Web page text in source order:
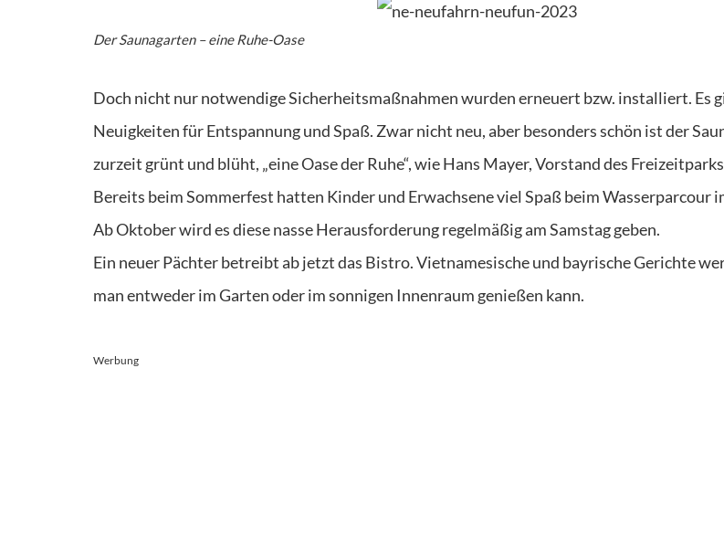
Der Saunagarten – eine Ruhe-Oase
Doch nicht nur notwendige Sicherheitsmaßnahmen wurden erneuert bzw. installiert. Es
Neuigkeiten für Entspannung und Spaß. Zwar nicht neu, aber besonders schön ist der
zurzeit grünt und blüht, „eine Oase der Ruhe“, wie Hans Mayer, Vorstand des
Bereits beim Sommerfest hatten Kinder und Erwachsene viel Spaß beim Wasserparcour
Ab Oktober wird es diese nasse Herausforderung regelmäßig am Samstag geben.
Ein neuer Pächter betreibt ab jetzt das Bistro. Vietnamesische und bayrische Gerichte
man entweder im Garten oder im sonnigen Innenraum genießen kann.
Werbung